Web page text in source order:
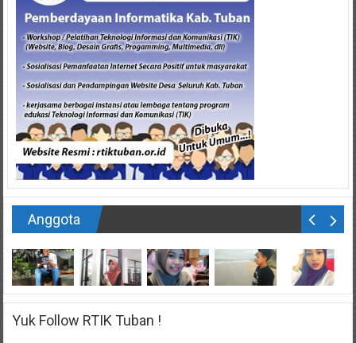
Anggota
Yuk Follow RTIK Tuban !